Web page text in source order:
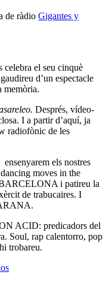
de ràdio Gigantes y
el seu cinquè
d’un espectacle
memòria.
Després, vídeo-
I a partir d’aquí, ja
radiofònic de les
els nostres
moves in the
i patireu la
de trabucaires. I
ACID: predicadors del
Soul, rap calentorro, pop
trobareu.